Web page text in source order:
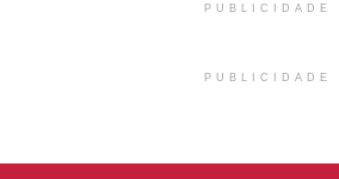
PUBLICIDADE
PUBLICIDADE